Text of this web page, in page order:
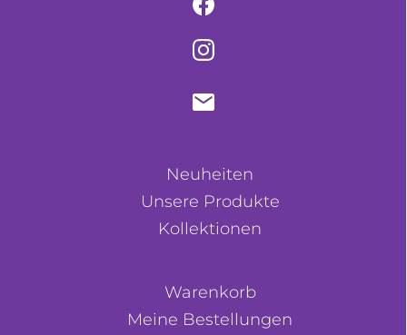
Neuheiten
Unsere Produkte
Kollektionen
Warenkorb
Meine Bestellungen